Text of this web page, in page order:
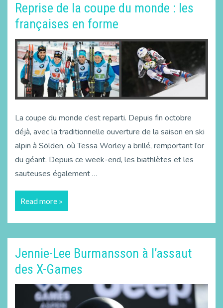
Reprise de la coupe du monde : les
françaises en forme
La coupe du monde c’est reparti. Depuis fin octobre
déjà, avec la traditionnelle ouverture de la saison en ski
alpin à Sölden, où Tessa Worley a brillé, remportant l’or
du géant. Depuis ce week-end, les biathlètes et les
sauteuses également …
Read more »
Jennie-Lee Burmansson à l’assaut
des X-Games